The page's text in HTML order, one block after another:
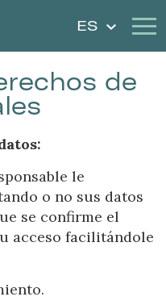
ES
Escapadas
Contacto
de
le
o no sus datos
se confirme el
acceso facilitándole